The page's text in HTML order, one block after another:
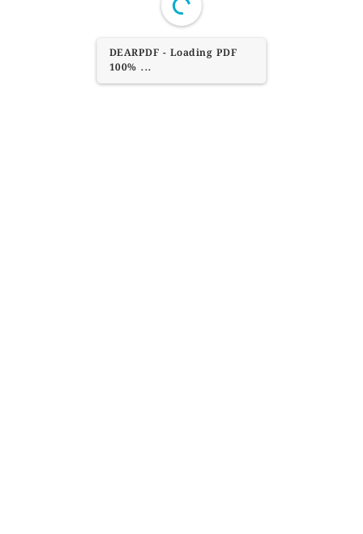
DEARPDF - Loading PDF
100% ...